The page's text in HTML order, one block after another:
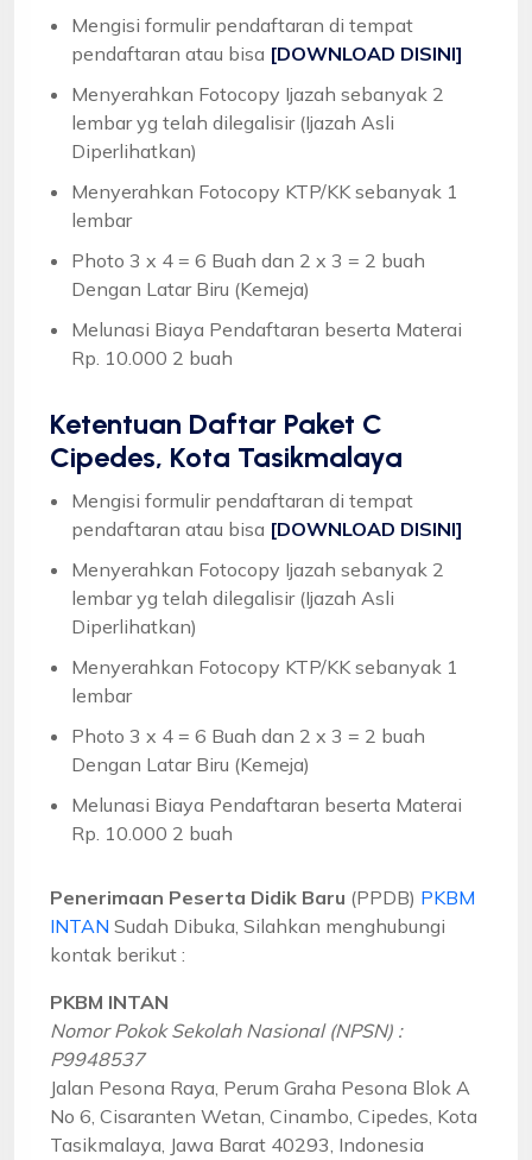
Mengisi formulir pendaftaran di tempat
pendaftaran atau bisa [DOWNLOAD DISINI]
Menyerahkan Fotocopy Ijazah sebanyak 2
lembar yg telah dilegalisir (Ijazah Asli
Diperlihatkan)
Menyerahkan Fotocopy KTP/KK sebanyak 1
lembar
Photo 3 x 4 = 6 Buah dan 2 x 3 = 2 buah
Dengan Latar Biru (Kemeja)
Melunasi Biaya Pendaftaran beserta Materai
Rp. 10.000 2 buah
Ketentuan Daftar Paket C
Cipedes, Kota Tasikmalaya
Mengisi formulir pendaftaran di tempat
pendaftaran atau bisa [DOWNLOAD DISINI]
Menyerahkan Fotocopy Ijazah sebanyak 2
lembar yg telah dilegalisir (Ijazah Asli
Diperlihatkan)
Menyerahkan Fotocopy KTP/KK sebanyak 1
lembar
Photo 3 x 4 = 6 Buah dan 2 x 3 = 2 buah
Dengan Latar Biru (Kemeja)
Melunasi Biaya Pendaftaran beserta Materai
Rp. 10.000 2 buah
Penerimaan Peserta Didik Baru (PPDB) PKBM
INTAN Sudah Dibuka, Silahkan menghubungi
kontak berikut :
PKBM INTAN
Nomor Pokok Sekolah Nasional (NPSN) :
P9948537
Jalan Pesona Raya, Perum Graha Pesona Blok A
No 6, Cisaranten Wetan, Cinambo, Cipedes, Kota
Tasikmalaya, Jawa Barat 40293, Indonesia